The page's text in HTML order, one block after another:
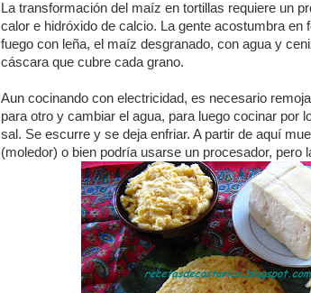
La transformación del maíz en tortillas requiere un
calor e hidróxido de calcio. La gente acostumbra en
fuego con leña, el maíz desgranado, con agua y
cáscara que cubre cada grano.
Aun cocinando con electricidad, es necesario
para otro y cambiar el agua, para luego cocinar por
sal. Se escurre y se deja enfriar. A partir de aquí
(moledor) o bien podría usarse un procesador, pero